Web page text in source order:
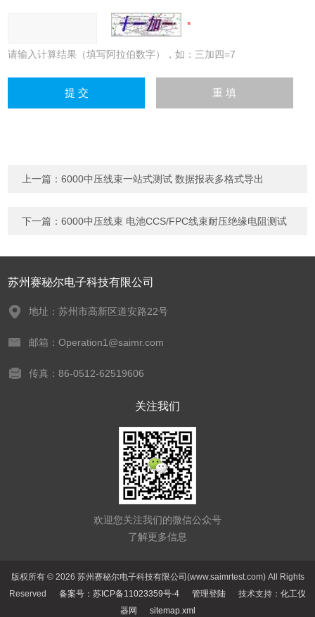
请输入计算结果（填写阿拉伯数字），如：三加四=7
上一篇：6000中压线束一站式测试 数据报表多格式导出
下一篇：6000中压线束 电池CCS/FPC线束耐压绝缘电阻测试
苏州赛秘尔电子科技有限公司
地址：苏州市高新区道安路22号
邮箱：Operation1@saimr.com
传真：86-0512-62519606
关注我们
欢迎您关注我们的微信公众号
了解更多信息
版权所有 © 2026 苏州赛秘尔电子科技有限公司(www.saimrtest.com) All Rights
Reserved 备案号：苏ICP备11023359号-4 管理登陆 技术支持： 化工仪
器网
sitemap.xml